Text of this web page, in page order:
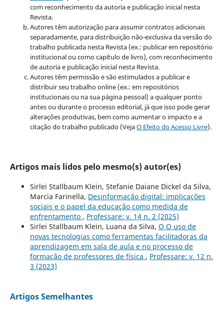
com reconhecimento da autoria e publicação inicial nesta
Revista.
Autores têm autorização para assumir contratos adicionais
separadamente, para distribuição não-exclusiva da versão do
trabalho publicada nesta Revista (ex.: publicar em repositório
institucional ou como capítulo de livro), com reconhecimento
de autoria e publicação inicial nesta Revista.
Autores têm permissão e são estimulados a publicar e
distribuir seu trabalho online (ex.: em repositórios
institucionais ou na sua página pessoal) a qualquer ponto
antes ou durante o processo editorial, já que isso pode gerar
alterações produtivas, bem como aumentar o impacto e a
citação do trabalho publicado (VejaO Efeito do Acesso Livre).
Artigos mais lidos pelo mesmo(s) autor(es)
Sirlei Stallbaum Klein, Stefanie Daiane Dickel da Silva,
Marcia Farinella, Desinformação digital: implicações
sociais e o papel da educação como medida de
enfrentamento , Professare: v. 14 n. 2 (2025)
Sirlei Stallbaum Klein, Luana da Silva, O O uso de
novas tecnologias como ferramentas facilitadoras da
aprendizagem em sala de aula e no processo de
formação de professores de física , Professare: v. 12 n.
3 (2023)
Artigos Semelhantes